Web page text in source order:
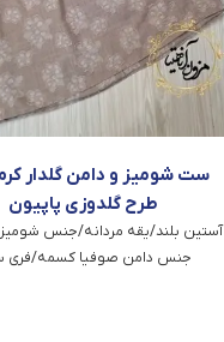
ست شومیز و دامن گلدار
طرح گلدوزی پاپیون
آستین بلند/یقه مردانه/جنس
جنس دامن صوفیا کسمه/فری